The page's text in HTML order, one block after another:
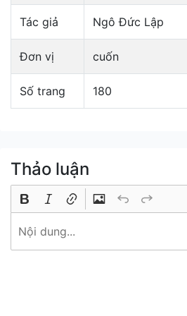
Tác giả Ngô Đức Lập
Đơn vị cuốn
Số trang 180
Thảo luận